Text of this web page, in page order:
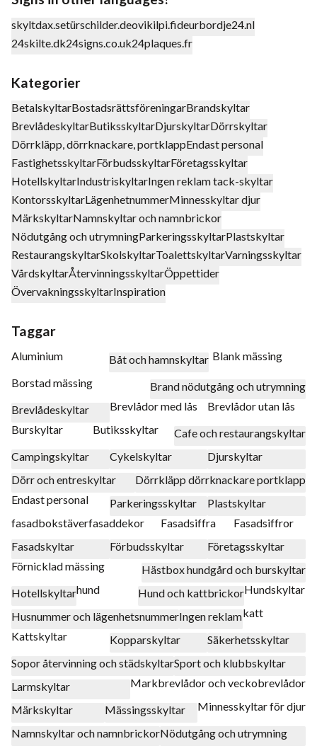
skyltdax.setürschilder.deovikilpi.fideurbordje24.nl
24skilte.dk24signs.co.uk24plaques.fr
Kategorier
BetalskyltarBostadsrättsföreningarBrandskyltar
BrevlådeskyltarButiksskyltarDjurskyltarDörrskyltar
Dörrkläpp, dörrknackare, portklappEndast personal
FastighetsskyltarFörbudsskyltarFöretagsskyltar
HotellskyltarIndustriskyltarIngen reklam tack-skyltar
KontorsskyltarLägenhetnummerMinnesskyltar djur
MärkskyltarNamnskyltar och namnbrickor
Nödutgång och utrymningParkeringsskyltarPlastskyltar
RestaurangskyltarSkolskyltarToalettskyltarVarningsskyltar
VårdskyltarÅtervinningsskyltarÖppettider
ÖvervakningsskyltarInspiration
Taggar
Aluminium Båt och hamnskyltar Blank mässing
Borstad mässing
Brand nödutgång och utrymning
Brevlådeskyltar
Brevlådor med lås
Brevlådor utan lås
Burskyltar
Butiksskyltar
Cafe och restaurangskyltar
Campingskyltar
Cykelskyltar
Djurskyltar
Dörr och entreskyltar
Dörrkläpp dörrknackare portklapp
Endast personal
Parkeringsskyltar
Plastskyltar
fasadbokstäverfasaddekor Fasadsiffra
Fasadsiffror
Fasadskyltar
Förbudsskyltar
Företagsskyltar
Förnicklad mässing
Hästbox hundgård och burskyltar
Hotellskyltarhund Hund och kattbrickorHundskyltar
Husnummer och lägenhetsnummerIngen reklamkatt
Kattskyltar
Kopparskyltar
Säkerhetsskyltar
Sopor återvinning och städskyltarSport och klubbskyltar
Larmskyltar
Markbrevlådor och veckobrevlådor
Märkskyltar
Mässingsskyltar
Minnesskyltar för djur
Namnskyltar och namnbrickorNödutgång och utrymning